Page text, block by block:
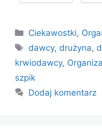
Kategorie
Ciekawostki,
Tagi
dawcy, drużyna,
krwiodawcy,
szpik
Dodaj komentarz